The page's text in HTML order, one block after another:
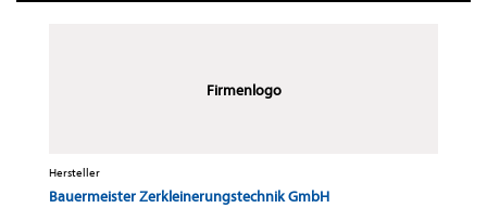
Firmenlogo
Hersteller
Bauermeister Zerkleinerungstechnik GmbH